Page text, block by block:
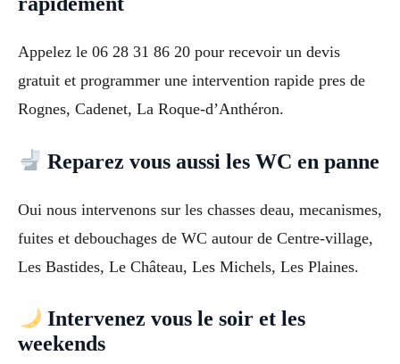
Appelez le 06 28 31 86 20 pour recevoir un devis
gratuit et programmer une intervention rapide pres de
Rognes, Cadenet, La Roque-d’Anthéron.
Reparez vous aussi les WC en panne
Oui nous intervenons sur les chasses deau, mecanismes,
fuites et debouchages de WC autour de Centre-village,
Les Bastides, Le Château, Les Michels, Les Plaines.
Intervenez vous le soir et les
weekends